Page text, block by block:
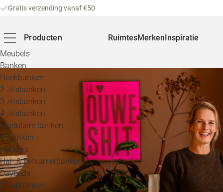
Gratis verzending vanaf €50
Producten
Meubels
Banken
Hoekbanken
2-zitsbanken
3-zitsbanken
4-zitsbanken
Modulaire banken
U-banken
Hockers
Hal- & Eetkamerbanken
Daybeds
Slaapbanken
RuimtesMerkenInspiratie